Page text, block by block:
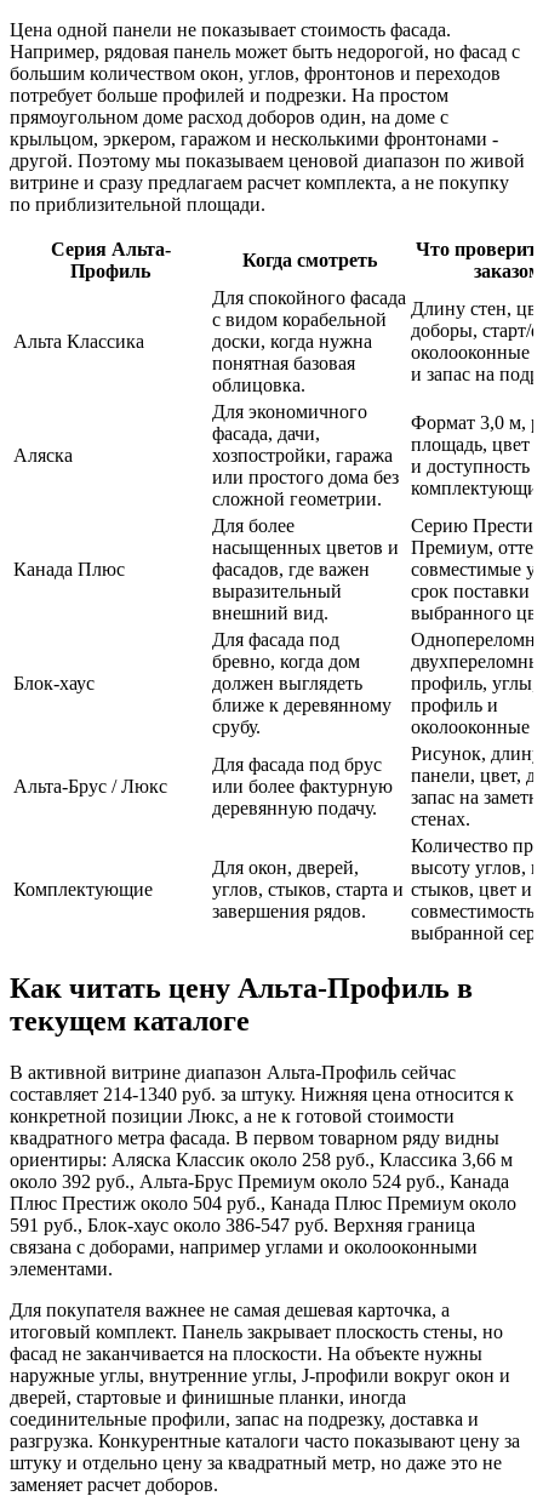
Цена одной панели не показывает стоимость фасада.
Например, рядовая панель может быть недорогой, но фасад с
большим количеством окон, углов, фронтонов и переходов
потребует больше профилей и подрезки. На простом
прямоугольном доме расход доборов один, на доме с
крыльцом, эркером, гаражом и несколькими фронтонами -
другой. Поэтому мы показываем ценовой диапазон по живой
витрине и сразу предлагаем расчет комплекта, а не покупку
по приблизительной площади.
Серия Альта-
Профиль
Когда смотреть
Что
заказом
Альта Классика
Для спокойного фасада
с видом корабельной
доски, когда нужна
понятная базовая
облицовка.
Длину стен,
доборы,
околооконные
и запас на
Аляска
Для экономичного
фасада, дачи,
хозпостройки, гаража
или простого дома без
сложной геометрии.
Формат 3,0 м,
площадь, цвет
и доступность
Канада Плюс
Для более
насыщенных цветов и
фасадов, где важен
выразительный
внешний вид.
Серию
Премиум,
совместимые
срок поставки
выбранного
Блок-хаус
Для фасада под
бревно, когда дом
должен выглядеть
ближе к деревянному
срубу.
профиль, углы,
профиль и
околооконные
Альта-Брус / Люкс
Для фасада под брус
или более фактурную
деревянную подачу.
Рисунок, длину
панели, цвет,
запас на
стенах.
Комплектующие
Для окон, дверей,
углов, стыков, старта и
завершения рядов.
Количество
высоту углов,
стыков, цвет и
совместимость
выбранной
Как читать цену Альта-Профиль в
текущем каталоге
В активной витрине диапазон Альта-Профиль сейчас
составляет 214-1340 руб. за штуку. Нижняя цена относится к
конкретной позиции Люкс, а не к готовой стоимости
квадратного метра фасада. В первом товарном ряду видны
ориентиры: Аляска Классик около 258 руб., Классика 3,66 м
около 392 руб., Альта-Брус Премиум около 524 руб., Канада
Плюс Престиж около 504 руб., Канада Плюс Премиум около
591 руб., Блок-хаус около 386-547 руб. Верхняя граница
связана с доборами, например углами и околооконными
элементами.
Для покупателя важнее не самая дешевая карточка, а
итоговый комплект. Панель закрывает плоскость стены, но
фасад не заканчивается на плоскости. На объекте нужны
наружные углы, внутренние углы, J-профили вокруг окон и
дверей, стартовые и финишные планки, иногда
соединительные профили, запас на подрезку, доставка и
разгрузка. Конкурентные каталоги часто показывают цену за
штуку и отдельно цену за квадратный метр, но даже это не
заменяет расчет доборов.